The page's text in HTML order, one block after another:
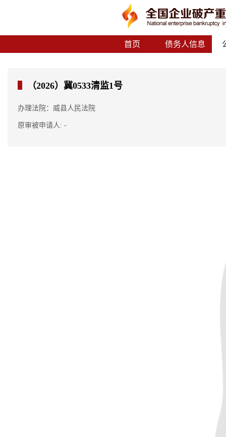
首页 债务人信息
（2026）冀0533清监1号
办理法院：威县人民法院
原审被申请人: -